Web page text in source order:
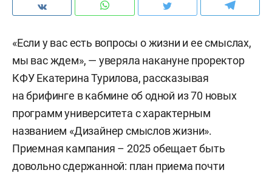
«Если у вас есть вопросы о жизни и ее смыслах,
мы вас ждем», — уверяла накануне проректор
КФУ Екатерина Турилова, рассказывая
на брифинге в кабмине об одной из 70 новых
программ университета с характерным
названием «Дизайнер смыслов жизни».
Приемная кампания – 2025 обещает быть
довольно сдержанной: план приема почти